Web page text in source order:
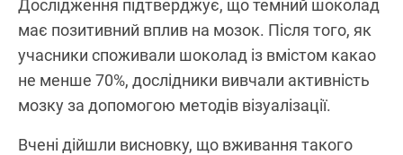
Дослідження підтверджує, що темний шоколад
має позитивний вплив на мозок. Після того, як
учасники споживали шоколад із вмістом какао
не менше 70%, дослідники вивчали активність
мозку за допомогою методів візуалізації.
Вчені дійшли висновку, що вживання такого